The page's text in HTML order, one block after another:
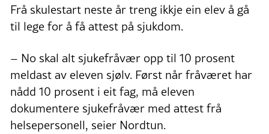
Frå skulestart neste år treng ikkje ein elev å gå
til lege for å få attest på sjukdom.
– No skal alt sjukefråvær opp til 10 prosent
meldast av eleven sjølv. Først når fråværet har
nådd 10 prosent i eit fag, må eleven
dokumentere sjukefråvær med attest frå
helsepersonell, seier Nordtun.